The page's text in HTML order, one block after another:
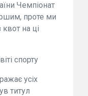
Чемпіонат
проте ми
на ці
спорту
усіх
титул